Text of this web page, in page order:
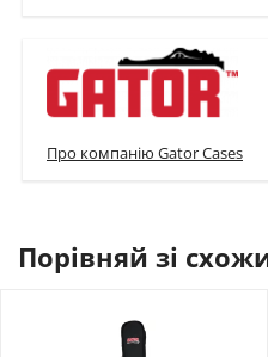
Про компанію Gator Cases
Порівняй зі